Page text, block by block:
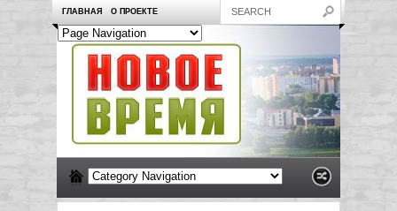
ГЛАВНАЯ О ПРОЕКТЕ